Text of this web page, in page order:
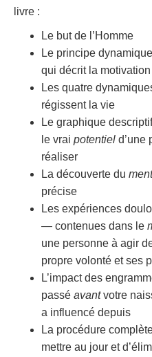
livre :
Le but de l’Homme
Le principe
qui décrit la
Les quatre
régissent la vie
Le graphique
le vrai potentiel d’une
réaliser
La découverte du
précise
Les expériences
— contenues dans le
une personne à agir
propre volonté et ses
L’impact des
passé avantvotre
a influencé depuis
La procédure
mettre au jour et